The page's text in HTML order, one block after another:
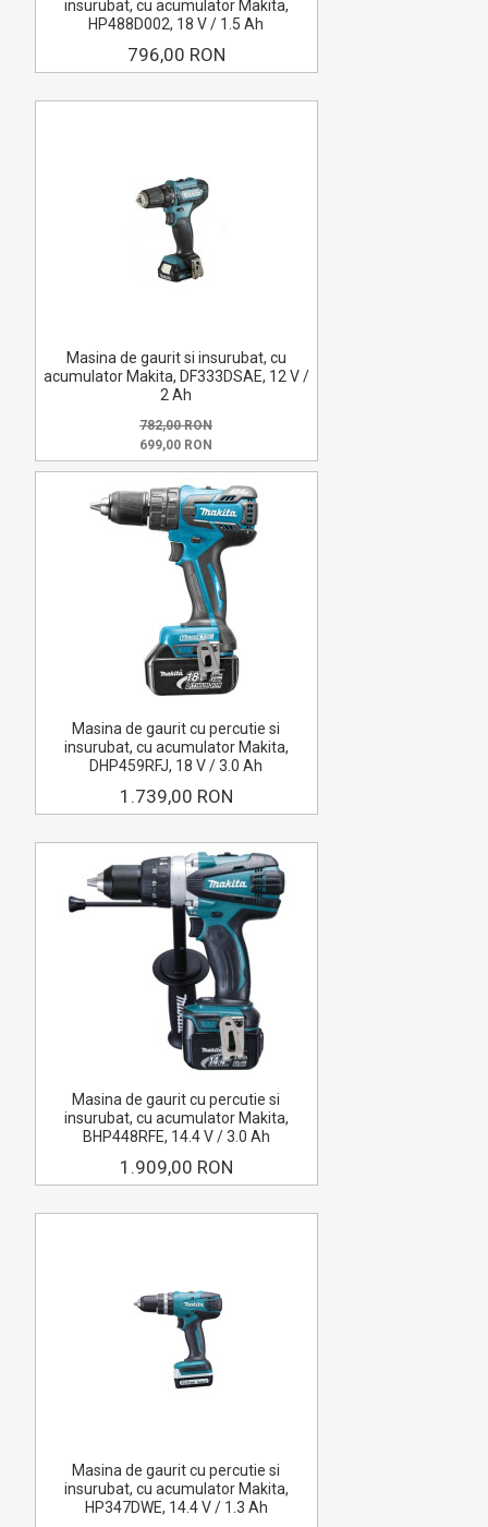
insurubat, cu acumulator Makita,
HP488D002, 18 V / 1.5 Ah
796,00 RON
Masina de gaurit si insurubat, cu
acumulator Makita, DF333DSAE, 12 V /
2 Ah
782,00 RON
699,00 RON
Masina de gaurit cu percutie si
insurubat, cu acumulator Makita,
DHP459RFJ, 18 V / 3.0 Ah
1.739,00 RON
Masina de gaurit cu percutie si
insurubat, cu acumulator Makita,
BHP448RFE, 14.4 V / 3.0 Ah
1.909,00 RON
Masina de gaurit cu percutie si
insurubat, cu acumulator Makita,
HP347DWE, 14.4 V / 1.3 Ah